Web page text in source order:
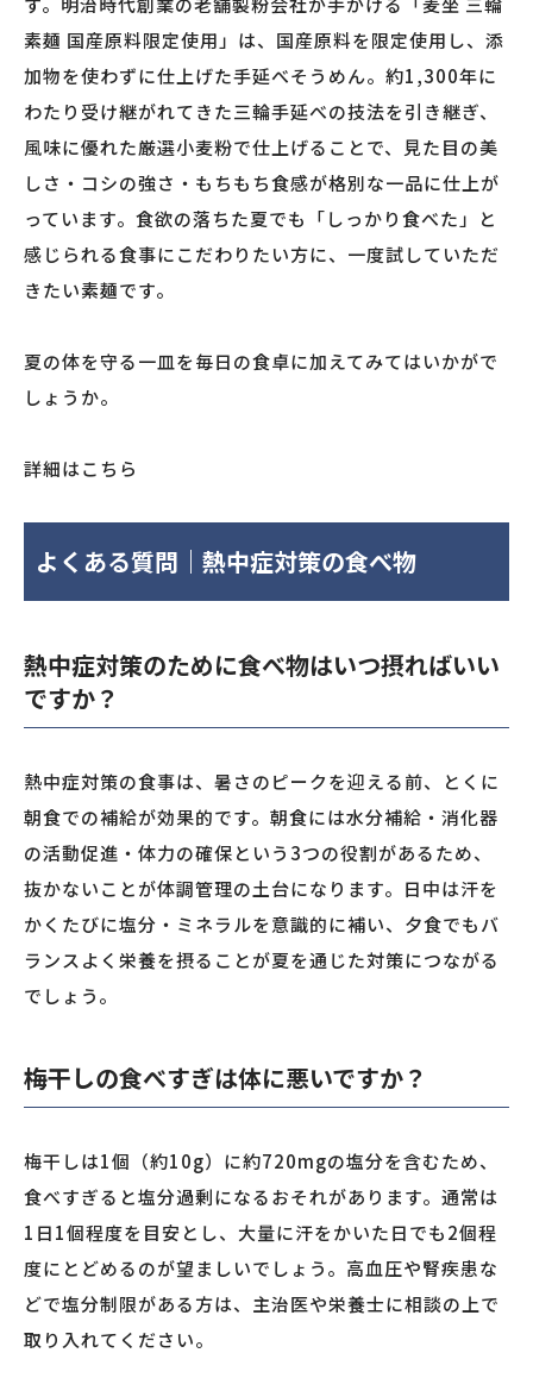
素麺 国産原料限定使用」は、国産原料を限定使用し、添
加物を使わずに仕上げた手延べそうめん。約1,300年に
わたり受け継がれてきた三輪手延べの技法を引き継ぎ、
風味に優れた厳選小麦粉で仕上げることで、見た目の美
しさ・コシの強さ・もちもち食感が格別な一品に仕上が
っています。食欲の落ちた夏でも「しっかり食べた」と
感じられる食事にこだわりたい方に、一度試していただ
きたい素麺です。
夏の体を守る一皿を毎日の食卓に加えてみてはいかがで
しょうか。
詳細はこちら
よくある質問｜熱中症対策の食べ物
熱中症対策のために食べ物はいつ摂ればいい
ですか？
熱中症対策の食事は、暑さのピークを迎える前、とくに
朝食での補給が効果的です。朝食には水分補給・消化器
の活動促進・体力の確保という3つの役割があるため、
抜かないことが体調管理の土台になります。日中は汗を
かくたびに塩分・ミネラルを意識的に補い、夕食でもバ
ランスよく栄養を摂ることが夏を通じた対策につながる
でしょう。
梅干しの食べすぎは体に悪いですか？
梅干しは1個（約10g）に約720mgの塩分を含むため、
食べすぎると塩分過剰になるおそれがあります。通常は
1日1個程度を目安とし、大量に汗をかいた日でも2個程
度にとどめるのが望ましいでしょう。高血圧や腎疾患な
どで塩分制限がある方は、主治医や栄養士に相談の上で
取り入れてください。